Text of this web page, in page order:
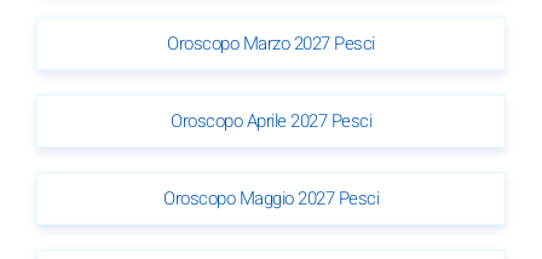
Oroscopo Marzo 2027 Pesci
Oroscopo Aprile 2027 Pesci
Oroscopo Maggio 2027 Pesci